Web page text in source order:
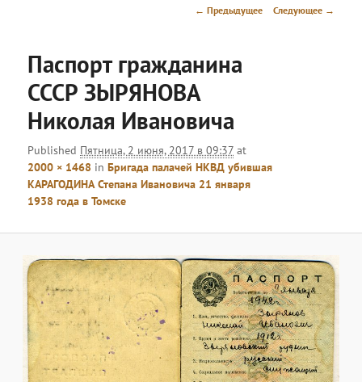
Навигация
← Предыдущее Следующее →
Паспорт гражданина
СССР ЗЫРЯНОВА
Николая Ивановича
Published Пятница, 2 июня, 2017 в 09:37 at
2000 × 1468 inБригада палачей НКВД убившая
КАРАГОДИНА Степана Ивановича 21 января
1938 года в Томске